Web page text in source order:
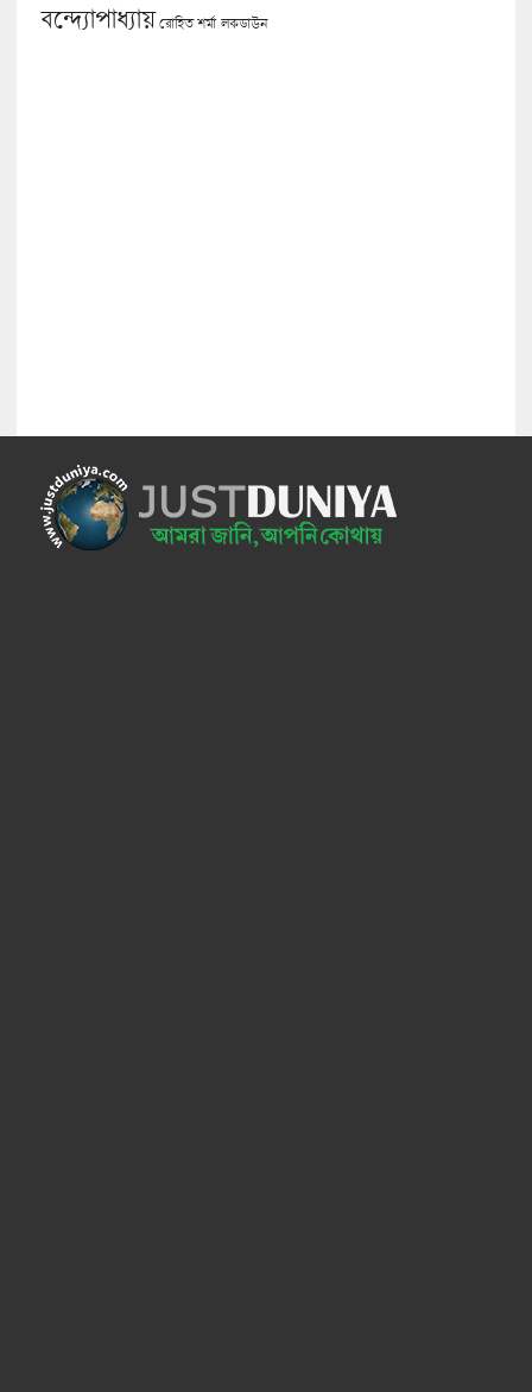
বন্দ্যোপাধ্যায় রোহিত শর্মা লকডাউন